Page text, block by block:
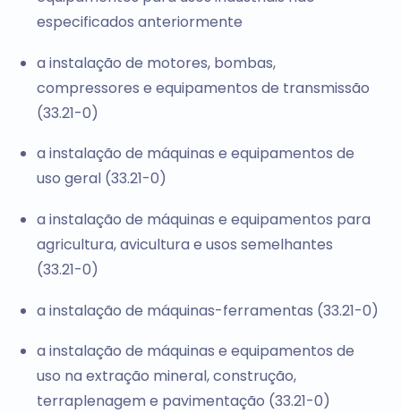
especificados anteriormente
a instalação de motores, bombas,
compressores e equipamentos de transmissão
(33.21-0)
a instalação de máquinas e equipamentos de
uso geral (33.21-0)
a instalação de máquinas e equipamentos para
agricultura, avicultura e usos semelhantes
(33.21-0)
a instalação de máquinas-ferramentas (33.21-0)
a instalação de máquinas e equipamentos de
uso na extração mineral, construção,
terraplenagem e pavimentação (33.21-0)